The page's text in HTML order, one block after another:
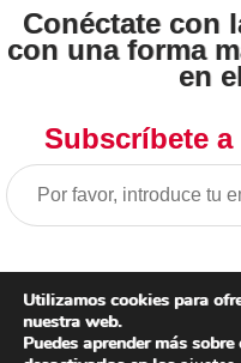
Conéctate con
con una forma
en
Subscríbete
Aviso legal
Utilizamos cookies para
nuestra web.
Puedes aprender más